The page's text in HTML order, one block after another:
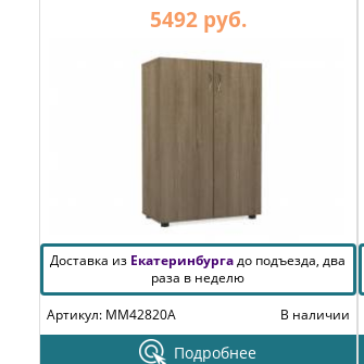
5492 руб.
Доставка из Екатеринбургадо подъезда, два
раза в неделю
Артикул: MM42820A
В наличии
Подробнее